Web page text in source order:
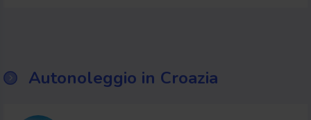
Autonoleggio in Croazia